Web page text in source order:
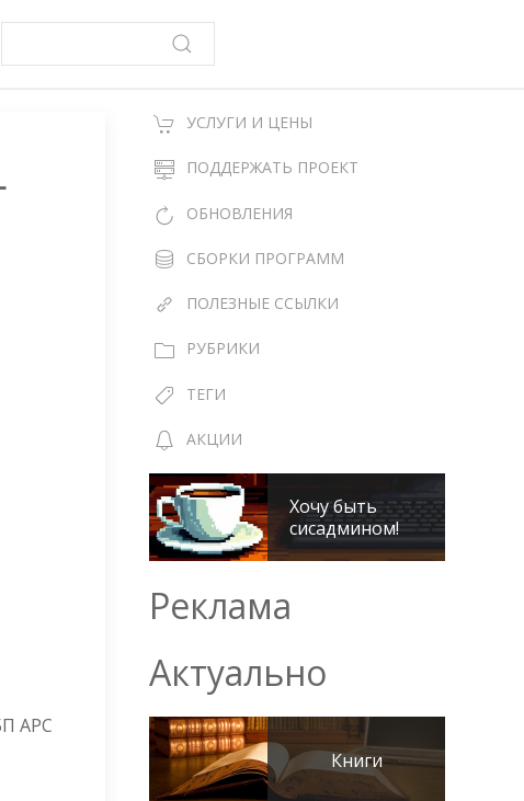
APC
УСЛУГИ И ЦЕНЫ
ПОДДЕРЖАТЬ ПРОЕКТ
ОБНОВЛЕНИЯ
СБОРКИ ПРОГРАММ
ПОЛЕЗНЫЕ ССЫЛКИ
РУБРИКИ
ТЕГИ
АКЦИИ
Хочу быть
сисадмином!
Реклама
Актуально
Книги